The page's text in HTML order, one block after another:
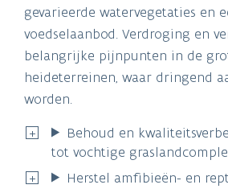
gevarieerde watervegetaties en
voedselaanbod. Verdroging en
belangrijke pijnpunten in de
heideterreinen, waar dringend
worden.
Behoud en
tot vochtige
Herstel amfibieën- en